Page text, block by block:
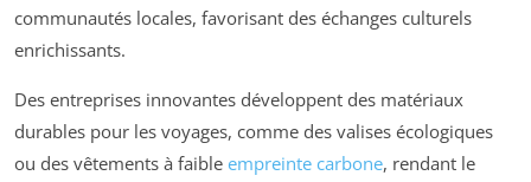
communautés locales, favorisant des échanges culturels
enrichissants.
Des entreprises innovantes développent des matériaux
durables pour les voyages, comme des valises écologiques
ou des vêtements à faible empreinte carbone, rendant le